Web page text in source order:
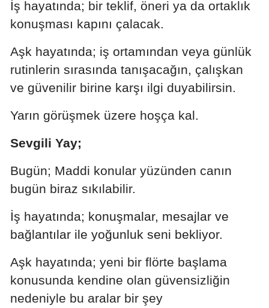
İstanbul
Kars
Kastamonu
Kütahya
Manisa
İş hayatında; bir teklif, öneri ya da ortaklık
konuşması kapını çalacak.
Aşk hayatında; iş ortamından veya günlük
rutinlerin sırasında tanışacağın, çalışkan
ve güvenilir birine karşı ilgi duyabilirsin.
Yarın görüşmek üzere hoşça kal.
Sevgili Yay;
Bugün; Maddi konular yüzünden canın
bugün biraz sıkılabilir.
İş hayatında; konuşmalar, mesajlar ve
bağlantılar ile yoğunluk seni bekliyor.
Aşk hayatında; yeni bir flörte başlama
konusunda kendine olan güvensizliğin
nedeniyle bu aralar bir şey